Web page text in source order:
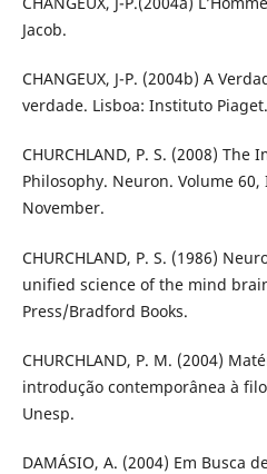
Jacob.
CHANGEUX, J-P. (2004b) A
verdade. Lisboa: Instituto Piaget.
CHURCHLAND, P. S. (2008)
Philosophy. Neuron. Volume 60,
November.
CHURCHLAND, P. S. (1986)
unified science of the mind
Press/Bradford Books.
CHURCHLAND, P. M. (2004)
introdução contemporânea à
Unesp.
DAMÁSIO, A. (2004) Em Busca